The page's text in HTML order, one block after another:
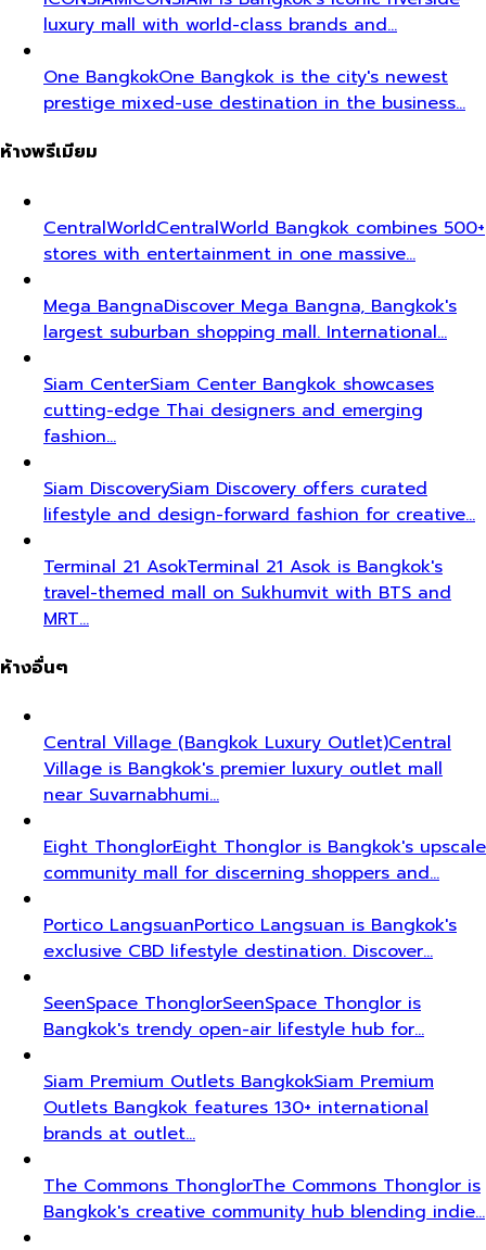
luxury mall with world-class brands and…
One BangkokOne Bangkok is the city's newest
prestige mixed-use destination in the business…
ห้างพรีเมียม
CentralWorldCentralWorld Bangkok combines 500+
stores with entertainment in one massive…
Mega BangnaDiscover Mega Bangna, Bangkok's
largest suburban shopping mall. International…
Siam CenterSiam Center Bangkok showcases
cutting-edge Thai designers and emerging
fashion…
Siam DiscoverySiam Discovery offers curated
lifestyle and design-forward fashion for creative…
Terminal 21 AsokTerminal 21 Asok is Bangkok's
travel-themed mall on Sukhumvit with BTS and
MRT…
ห้างอื่นๆ
Central Village (Bangkok Luxury Outlet)Central
Village is Bangkok's premier luxury outlet mall
near Suvarnabhumi…
Eight ThonglorEight Thonglor is Bangkok's upscale
community mall for discerning shoppers and…
Portico LangsuanPortico Langsuan is Bangkok's
exclusive CBD lifestyle destination. Discover…
SeenSpace ThonglorSeenSpace Thonglor is
Bangkok's trendy open-air lifestyle hub for…
Siam Premium Outlets BangkokSiam Premium
Outlets Bangkok features 130+ international
brands at outlet…
The Commons ThonglorThe Commons Thonglor is
Bangkok's creative community hub blending indie…